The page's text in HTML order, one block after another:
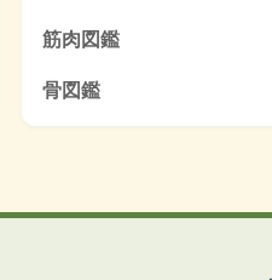
筋肉図鑑
骨図鑑